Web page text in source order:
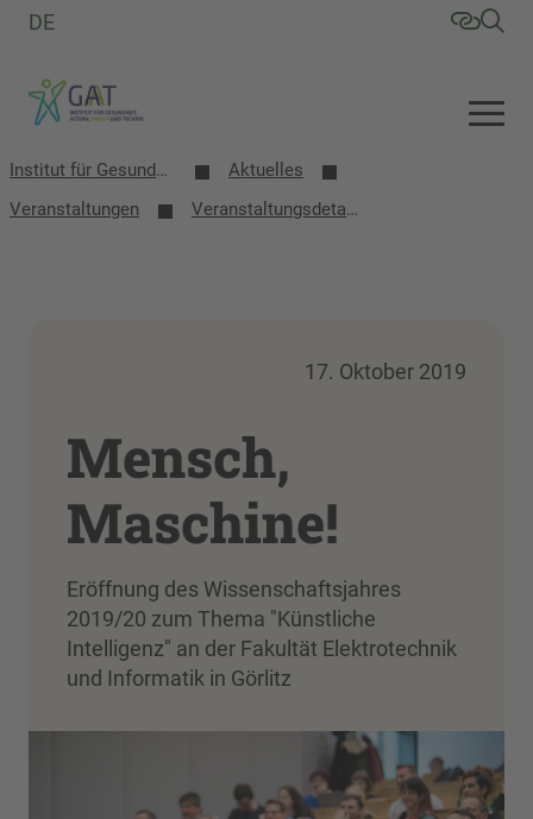
DE
Institut für Gesundheit, Altern, Arbeit und Technik (GAT)
Aktuelles
Veranstaltungen
Veranstaltungsdetails
17. Oktober 2019
Mensch,
Maschine!
Eröffnung des Wissenschaftsjahres
2019/20 zum Thema "Künstliche
Intelligenz" an der Fakultät Elektrotechnik
und Informatik in Görlitz